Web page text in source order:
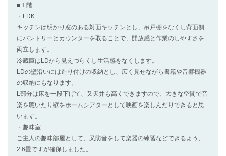
■１階
・LDK
キッチンは明かり窓のある対面キッチンとし、吊戸棚をなくし背面側
にパントリーとカウンターを取ることで、開放感と作業のしやすさを
両立します。
冷蔵庫はLDから見えづらくし生活感をなくします。
LDの壁沿いには造り付けの収納とし、広く見せながら書籍や音響機器
の収納にもなります。
L部分は床を一段下げて、又天井も高くできますので、大きな空間で音
楽を聴いたり壁をホームシアターとして映画を楽しんだりできると思
います。
・趣味室
ご主人の趣味部屋として、又防音をして楽器の練習などできるよう、
2.6畳ですが確保しました。